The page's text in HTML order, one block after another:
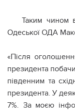
Таким чином
Одеської ОДА
«Після
президента
південним та
президента. У
7%. За моєю